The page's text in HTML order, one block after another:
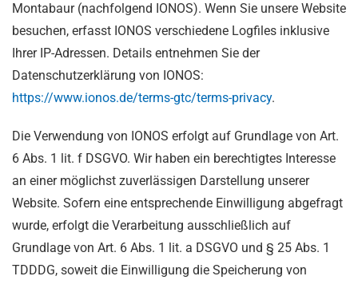
Montabaur (nachfolgend IONOS). Wenn Sie unsere Website
besuchen, erfasst IONOS verschiedene Logfiles inklusive
Ihrer IP-Adressen. Details entnehmen Sie der
Datenschutzerklärung von IONOS:
https://www.ionos.de/terms-gtc/terms-privacy.
Die Verwendung von IONOS erfolgt auf Grundlage von Art.
6 Abs. 1 lit. f DSGVO. Wir haben ein berechtigtes Interesse
an einer möglichst zuverlässigen Darstellung unserer
Website. Sofern eine entsprechende Einwilligung abgefragt
wurde, erfolgt die Verarbeitung ausschließlich auf
Grundlage von Art. 6 Abs. 1 lit. a DSGVO und § 25 Abs. 1
TDDDG, soweit die Einwilligung die Speicherung von